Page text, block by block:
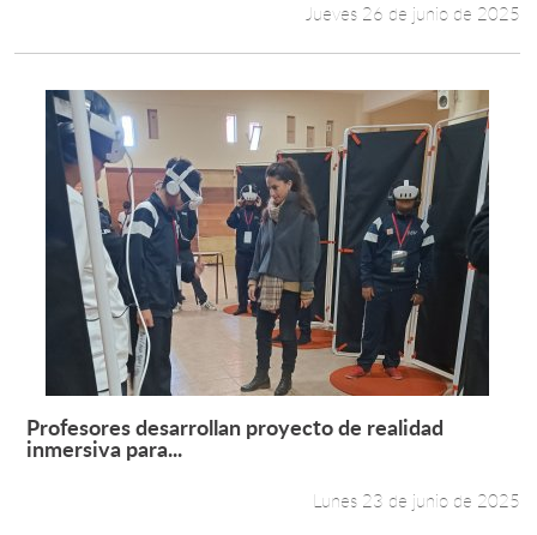
Jueves 26 de junio de 2025
Leer más +
Profesores desarrollan proyecto de realidad
inmersiva para...
Lunes 23 de junio de 2025